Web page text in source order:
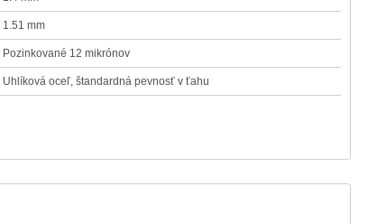
1.51 mm
Pozinkované 12 mikrónov
Uhlíková oceľ, štandardná pevnosť v ťahu